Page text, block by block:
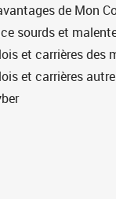
de Mon
sourds et
et carrières des
et carrières